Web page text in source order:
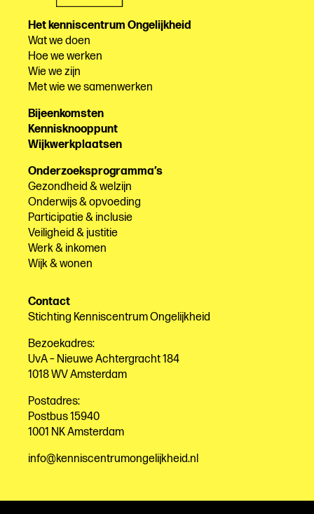
Het kenniscentrum Ongelijkheid
Wat we doen
Hoe we werken
Wie we zijn
Met wie we samenwerken
Bijeenkomsten
Kennisknooppunt
Wijkwerkplaatsen
Onderzoeksprogramma’s
Gezondheid & welzijn
Onderwijs & opvoeding
Participatie & inclusie
Veiligheid & justitie
Werk & inkomen
Wijk & wonen
Contact
Stichting Kenniscentrum Ongelijkheid
Bezoekadres:
UvA – Nieuwe Achtergracht 184
1018 WV Amsterdam
Postadres:
Postbus 15940
1001 NK Amsterdam
info@kenniscentrumongelijkheid.nl